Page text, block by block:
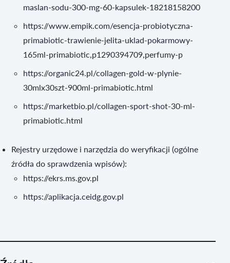
maslan-sodu-300-mg-60-kapsulek-18218158200
https://www.empik.com/esencja-probiotyczna-
primabiotic-trawienie-jelita-uklad-pokarmowy-
165ml-primabiotic,p1290394709,perfumy-p
https://organic24.pl/collagen-gold-w-plynie-
30mlx30szt-900ml-primabiotic.html
https://marketbio.pl/collagen-sport-shot-30-ml-
primabiotic.html
Rejestry urzędowe i narzędzia do weryfikacji (ogólne
źródła do sprawdzenia wpisów):
https://ekrs.ms.gov.pl
https://aplikacja.ceidg.gov.pl